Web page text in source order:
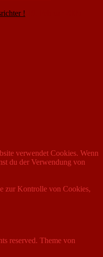
!
verwendet Cookies. Wenn
du der Verwendung von
zur Kontrolle von Cookies,
reserved. Theme von